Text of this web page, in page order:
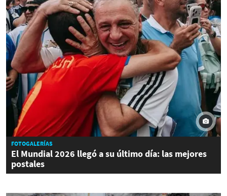
FOTOGALERÍAS
El Mundial 2026 llegó a su último día: las mejores
postales